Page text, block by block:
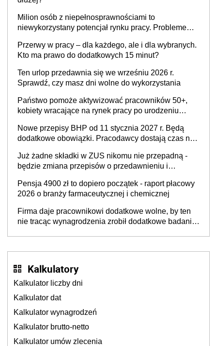
Milion osób z niepełnosprawnościami to
niewykorzystany potencjał rynku pracy. Problemem
refundacji, ale bariery po stronie systemu i
świadomości pracodawców [WYWIAD]
Przerwy w pracy – dla każdego, ale i dla wybranych.
Kto ma prawo do dodatkowych 15 minut?
Ten urlop przedawnia się we wrześniu 2026 r.
Sprawdź, czy masz dni wolne do wykorzystania
Państwo pomoże aktywizować pracowników 50+,
kobiety wracające na rynek pracy po urodzeniu
neuroatypowe. Powstanie Fundusz na rzecz
Inkluzywności w Zatrudnianiu?
Nowe przepisy BHP od 11 stycznia 2027 r. Będą
dodatkowe obowiązki. Pracodawcy dostają czas na
Już żadne składki w ZUS nikomu nie przepadną -
będzie zmiana przepisów o przedawnieniu i
Pensja 4900 zł to dopiero początek - raport płacowy
2026 o branży farmaceutycznej i chemicznej
Firma daje pracownikowi dodatkowe wolne, by ten
nie tracąc wynagrodzenia zrobił dodatkowe badania.
Kalkulatory
Kalkulator liczby dni
Kalkulator dat
Kalkulator wynagrodzeń
Kalkulator brutto-netto
Kalkulator umów zlecenia